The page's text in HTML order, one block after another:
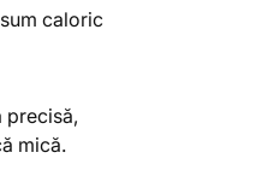
caloric
precisă,
mică.